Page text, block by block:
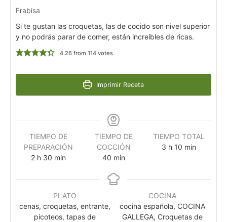
Frabisa
Si te gustan las croquetas, las de cocido son nivel superior
y no podrás parar de comer, están increíbles de ricas.
4.26from 114votes
Imprimir Receta
TIEMPO DE
PREPARACIÓN
2 h 30 min
TIEMPO DE
COCCIÓN
40 min
TIEMPO TOTAL
3 h 10 min
PLATO
cenas, croquetas, entrante,
picoteos, tapas de
COCINA
cocina española, COCINA
GALLEGA, Croquetas de